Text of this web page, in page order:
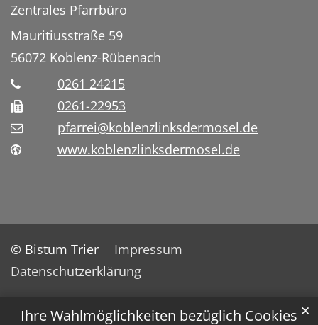
Ihre Wahlmöglichkeiten bezüglich Cookies ✕
Zentrales Pfarrbüro
Mauritiusstraße 59
56072 Koblenz-Rübenach
0261 24215
0261-22953
pfarrei@koblenzlinksdermosel.de
www.koblenzlinksdermosel.de
© Bistum Trier
Impressum
Datenschutzerklärung